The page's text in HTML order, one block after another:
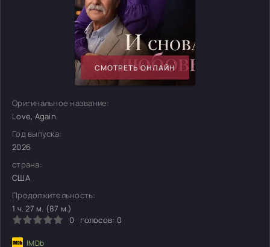
СМОТРЕТЬ ОНЛАЙН
Оригинальное название:
Love, Again
Год выпуска:
2026
страна:
США
Продолжительность:
1 ч. 27 м. (87 м.)
0
голосов: 0